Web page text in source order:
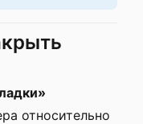
относительно